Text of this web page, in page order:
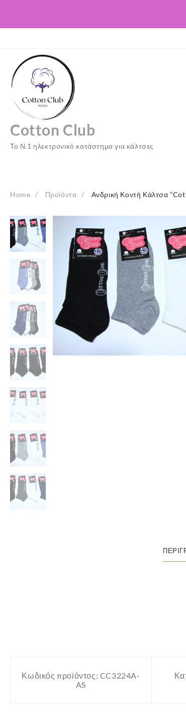
content
Cotton Club
Το Ν.1 ηλεκτρονικό κατάστημα για κάλτσες
Home Προϊόντα Ανδρική Κοντή Κάλτσα
Κωδικός προϊόντος: CC3224A-
AS